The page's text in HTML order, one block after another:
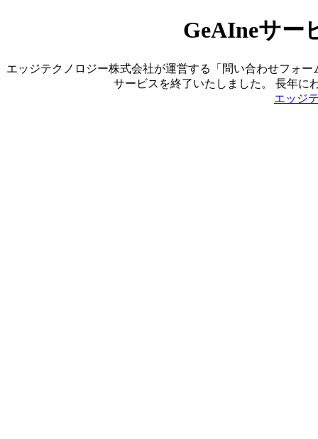
GeAIneサー
エッジテクノロジー株式会社が運営する「問い合わせフォ
サービスを終了いたしました。 長年に
エッジ